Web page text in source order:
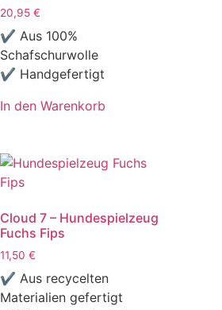
20,95 €
✔ Aus 100%
Schafschurwolle
✔ Handgefertigt
In den Warenkorb
Cloud 7 – Hundespielzeug
Fuchs Fips
11,50 €
✔ Aus recycelten
Materialien gefertigt